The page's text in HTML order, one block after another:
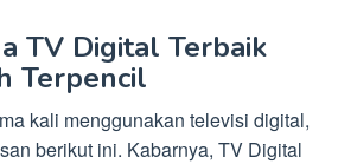
TV Digital Terbaik
Terpencil
kali menggunakan televisi digital,
berikut ini. Kabarnya, TV Digital